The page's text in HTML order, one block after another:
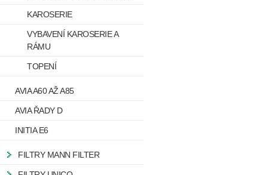
KAROSERIE
VYBAVENÍ KAROSERIE A
RÁMU
TOPENÍ
AVIA A60 AŽ A85
AVIA ŘADY D
INITIA E6
FILTRY MANN FILTER